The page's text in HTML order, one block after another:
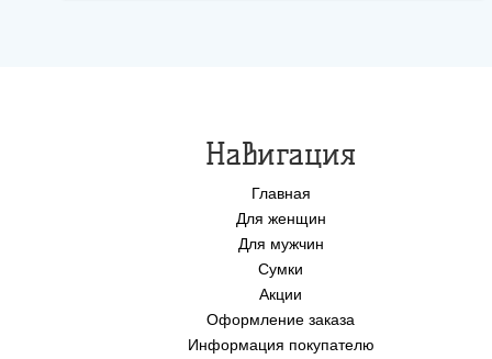
Навигация
Главная
Для женщин
Для мужчин
Сумки
Акции
Оформление заказа
Информация покупателю